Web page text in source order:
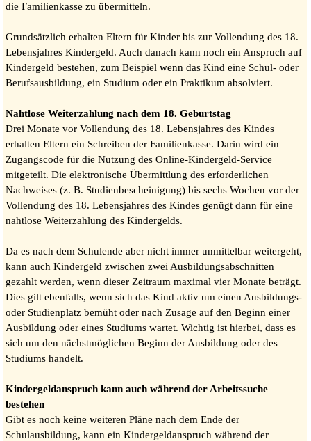
die Familienkasse zu übermitteln.
Grundsätzlich erhalten Eltern für Kinder bis zur Vollendung des 18.
Lebensjahres Kindergeld. Auch danach kann noch ein Anspruch auf
Kindergeld bestehen, zum Beispiel wenn das Kind eine Schul- oder
Berufsausbildung, ein Studium oder ein Praktikum absolviert.
Nahtlose Weiterzahlung nach dem 18. Geburtstag
Drei Monate vor Vollendung des 18. Lebensjahres des Kindes
erhalten Eltern ein Schreiben der Familienkasse. Darin wird ein
Zugangscode für die Nutzung des Online-Kindergeld-Service
mitgeteilt. Die elektronische Übermittlung des erforderlichen
Nachweises (z. B. Studienbescheinigung) bis sechs Wochen vor der
Vollendung des 18. Lebensjahres des Kindes genügt dann für eine
nahtlose Weiterzahlung des Kindergelds.
Da es nach dem Schulende aber nicht immer unmittelbar weitergeht,
kann auch Kindergeld zwischen zwei Ausbildungsabschnitten
gezahlt werden, wenn dieser Zeitraum maximal vier Monate beträgt.
Dies gilt ebenfalls, wenn sich das Kind aktiv um einen Ausbildungs-
oder Studienplatz bemüht oder nach Zusage auf den Beginn einer
Ausbildung oder eines Studiums wartet. Wichtig ist hierbei, dass es
sich um den nächstmöglichen Beginn der Ausbildung oder des
Studiums handelt.
Kindergeldanspruch kann auch während der Arbeitssuche
bestehen
Gibt es noch keine weiteren Pläne nach dem Ende der
Schulausbildung, kann ein Kindergeldanspruch während der